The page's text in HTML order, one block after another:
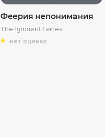
Феерия непонимания
The Ignorant Fairies
нет оценки